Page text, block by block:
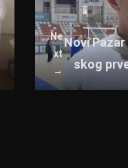
Ne
xt
→
Novi
skog